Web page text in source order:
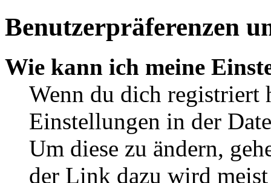
Benutzerpräferenzen
Wie kann ich meine
Wenn du dich registriert
Einstellungen in der
Um diese zu ändern,
der Link dazu wird